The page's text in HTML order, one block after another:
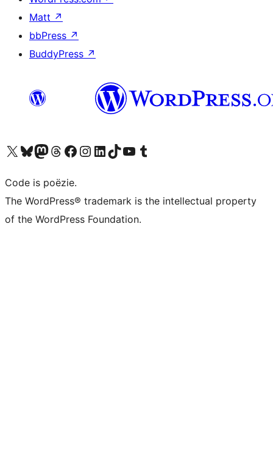
Matt ↗
bbPress ↗
BuddyPress ↗
Bezoek ons X (voorheen Twitter) account
Bezoek ons Bluesky account
Bezoek ons Mastodon account
Bezoek ons Threads account
Onze Facebook pagina bezoeken
Bezoek ons Instagram account
Bezoek ons LinkedIn account
Bezoek ons TikTok account
Bezoek ons YouTube kanaalBezoek ons Tumblr account
Code is poëzie.
The WordPress® trademark is the intellectual property
of the WordPress Foundation.